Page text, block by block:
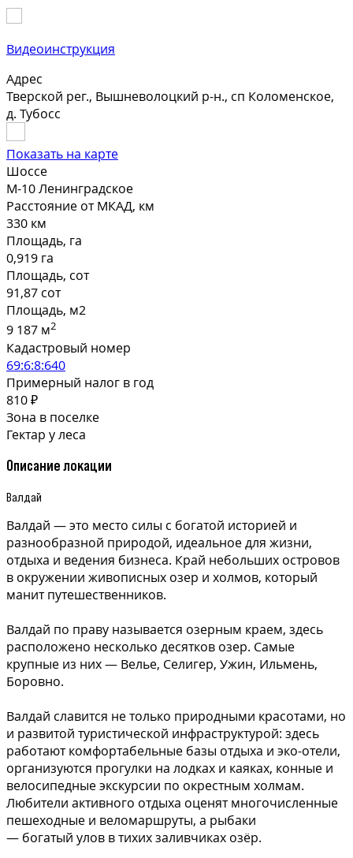
Видеоинструкция
Адрес
Тверской рег., Вышневолоцкий р-н., сп Коломенское,
д. Тубосс
Показать на карте
Шоссе
М-10 Ленинградское
Расстояние от МКАД, км
330 км
Площадь, га
0,919 га
Площадь, сот
91,87 сот
Площадь, м2
9 187 м2
Кадастровый номер
69:6:8:640
Примерный налог в год
810 ₽
Зона в поселке
Гектар у леса
Описание локации
Валдай
Валдай — это место силы с богатой историей и
разнообразной природой, идеальное для жизни,
отдыха и ведения бизнеса. Край небольших островов
в окружении живописных озер и холмов, который
манит путешественников.
Валдай по праву называется озерным краем, здесь
расположено несколько десятков озер. Самые
крупные из них — Велье, Селигер, Ужин, Ильмень,
Боровно.
Валдай славится не только природными красотами, но
и развитой туристической инфраструктурой: здесь
работают комфортабельные базы отдыха и эко-отели,
организуются прогулки на лодках и каяках, конные и
велосипедные экскурсии по окрестным холмам.
Любители активного отдыха оценят многочисленные
пешеходные и веломаршруты, а рыбаки
— богатый улов в тихих заливчиках озёр.